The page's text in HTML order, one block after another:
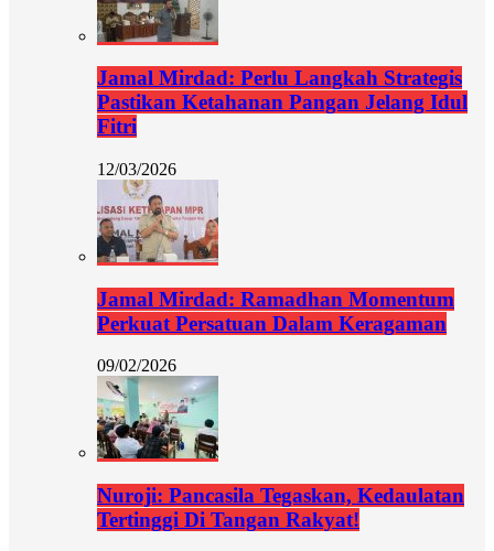
Jamal Mirdad: Perlu Langkah Strategis
Pastikan Ketahanan Pangan Jelang Idul
Fitri
12/03/2026
Jamal Mirdad: Ramadhan Momentum
Perkuat Persatuan Dalam Keragaman
09/02/2026
Nuroji: Pancasila Tegaskan, Kedaulatan
Tertinggi Di Tangan Rakyat!